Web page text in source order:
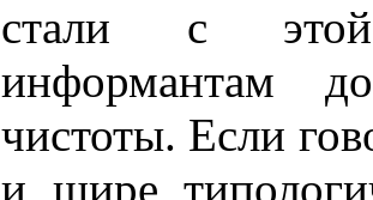
стали с этой
информантам
чистоты. Если
и, шире,